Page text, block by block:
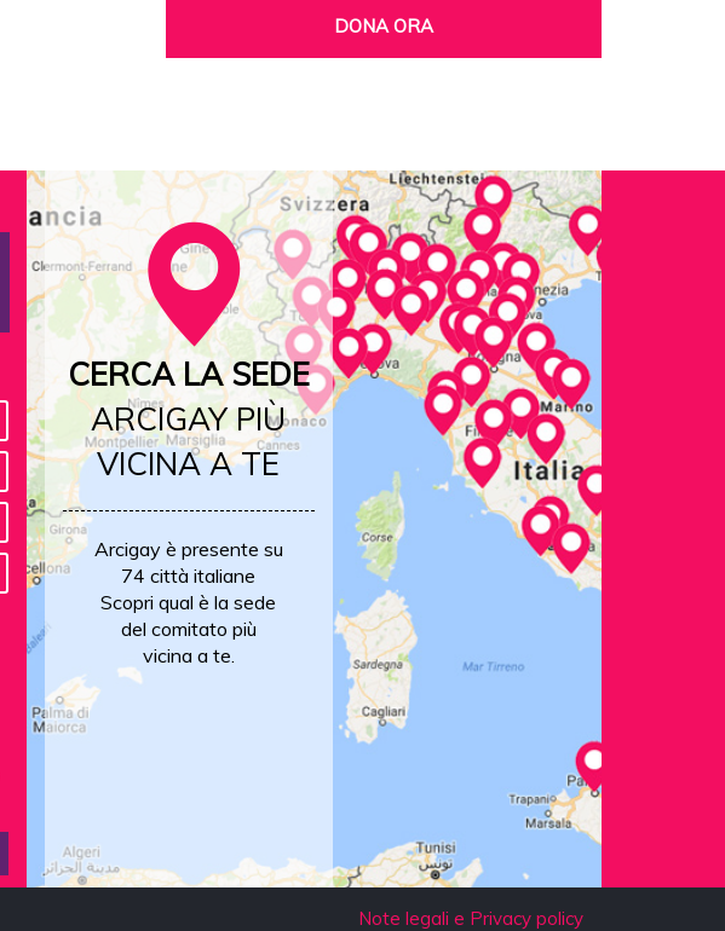
DONA ORA
CERCA LA SEDE
ARCIGAY PIÙ
VICINA A TE
Arcigay è presente su
74 città italiane
Scopri qual è la sede
del comitato più
vicina a te.
Note legali e Privacy policy